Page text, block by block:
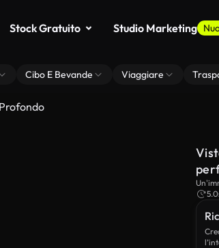
Stock Gratuito Studio Marketing
Cibo E Bevande Viaggiare